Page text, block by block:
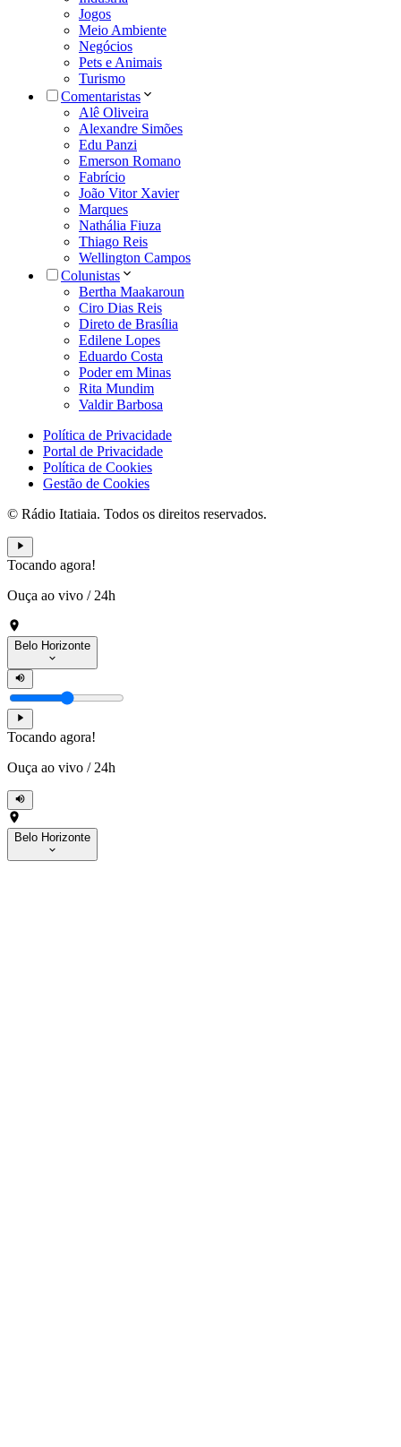
Jogos
Meio Ambiente
Negócios
Pets e Animais
Turismo
Comentaristas
Alê Oliveira
Alexandre Simões
Edu Panzi
Emerson Romano
Fabrício
João Vitor Xavier
Marques
Nathália Fiuza
Thiago Reis
Wellington Campos
Colunistas
Bertha Maakaroun
Ciro Dias Reis
Direto de Brasília
Edilene Lopes
Eduardo Costa
Poder em Minas
Rita Mundim
Valdir Barbosa
Política de Privacidade
Portal de Privacidade
Política de Cookies
Gestão de Cookies
© Rádio Itatiaia. Todos os direitos reservados.
Tocando agora!
Ouça ao vivo / 24h
Belo Horizonte
Tocando agora!
Ouça ao vivo / 24h
Belo Horizonte